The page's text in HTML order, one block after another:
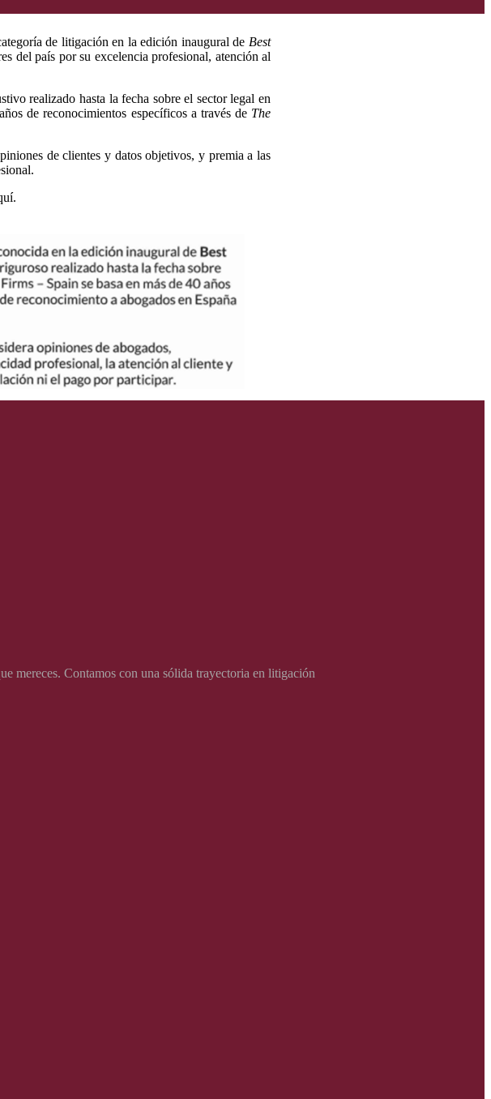
de litigación en la edición inaugural de Best
del país por su excelencia profesional, atención al
realizado hasta la fecha sobre el sector legal en
de reconocimientos específicos a través de The
de clientes y datos objetivos, y premia a las
mereces. Contamos con una sólida trayectoria en litigación